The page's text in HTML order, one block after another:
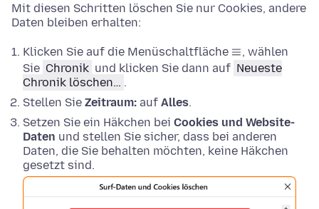
Mit diesen Schritten löschen Sie nur Cookies, andere
Daten bleiben erhalten:
Klicken Sie auf die Menüschaltfläche
, wählen
Sie Chronik und klicken Sie dann auf Neueste
Chronik löschen… .
Stellen Sie Zeitraum: auf Alles.
Setzen Sie ein Häkchen bei Cookies und Website-
Daten und stellen Sie sicher, dass bei anderen
Daten, die Sie behalten möchten, keine Häkchen
gesetzt sind.